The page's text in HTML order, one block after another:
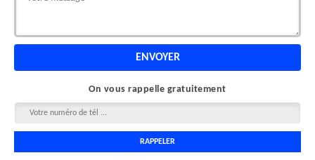
On vous rappelle gratuitement